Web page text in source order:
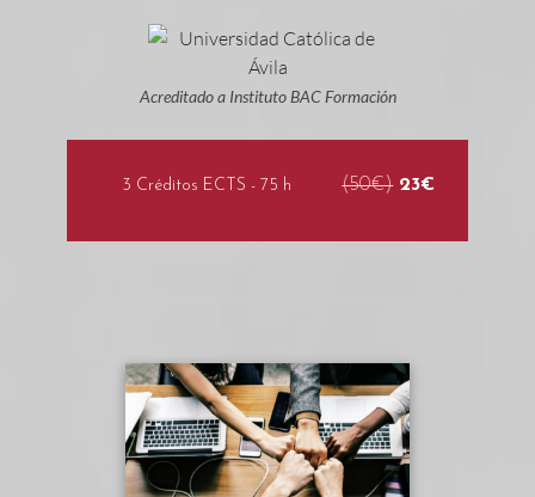
Acreditado a Instituto BAC Formación
3 Créditos ECTS - 75 h (50€) 23€